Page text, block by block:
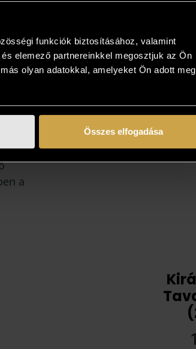
funkciók biztosításához, valamint
elemező partnereinkkel megosztjuk az Ön
olyan adatokkal, amelyeket Ön adott meg
Összes elfogadása
Nem
a